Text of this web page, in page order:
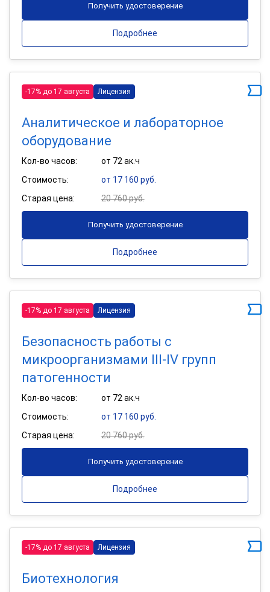
Получить удостоверение
Подробнее
-17% до 17 августа Лицензия
Аналитическое и лабораторное
оборудование
Кол-во часов:
от 72 ак.ч
Стоимость:
от 17 160 руб.
Старая цена:
20 760 руб.
Получить удостоверение
Подробнее
-17% до 17 августа Лицензия
Безопасность работы с
микроорганизмами III-IV групп
патогенности
Кол-во часов:
от 72 ак.ч
Стоимость:
от 17 160 руб.
Старая цена:
20 760 руб.
Получить удостоверение
Подробнее
-17% до 17 августа Лицензия
Биотехнология